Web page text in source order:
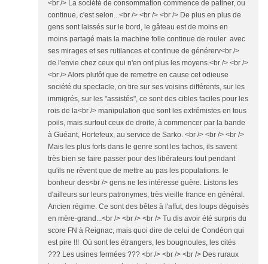
<br /> La société de consommation commence de patiner, ou
continue, c'est selon...<br /> <br /> <br /> De plus en plus de
gens sont laissés sur le bord, le gâteau est de moins en
moins partagé mais la machine folle continue de rouler avec
ses mirages et ses rutilances et continue de générerv<br />
de l'envie chez ceux qui n'en ont plus les moyens.<br /> <br />
<br /> Alors plutôt que de remettre en cause cet odieuse
société du spectacle, on tire sur ses voisins différents, sur les
immigrés, sur les "assistés", ce sont des cibles faciles pour les
rois de la<br /> manipulation que sont les extrémistes en tous
poils, mais surtout ceux de droite, à commencer par la bande
à Guéant, Hortefeux, au service de Sarko. <br /> <br /> <br />
Mais les plus forts dans le genre sont les fachos, ils savent
très bien se faire passer pour des libérateurs tout pendant
qu'ils ne rêvent que de mettre au pas les populations. le
bonheur des<br /> gens ne les intéresse guère. Listons les
d'ailleurs sur leurs patronymes, très vieille france en général.
Ancien régime. Ce sont des bêtes à l'affut, des loups déguisés
en mère-grand...<br /> <br /> <br /> Tu dis avoir été surpris du
score FN à Reignac, mais quoi dire de celui de Condéon qui
est pire !!! Où sont les étrangers, les bougnoules, les cités
??? Les usines fermées ??? <br /> <br /> <br /> Des ruraux